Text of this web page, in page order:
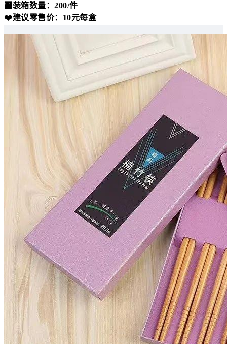
🏧装箱数量：200/件
❤️建议零售价：10元每盒